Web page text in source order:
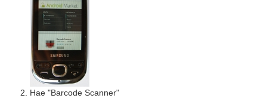
Hae "Barcode Scanner"